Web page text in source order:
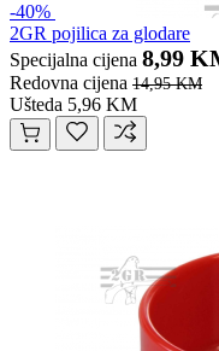
-40%
2GR pojilica za glodare
Specijalna cijena 8,99
Redovna cijena 14,95 KM
Ušteda 5,96 KM